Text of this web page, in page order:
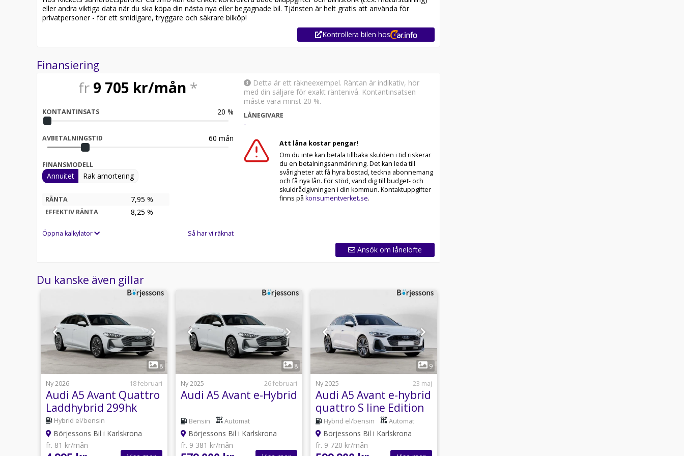
eller andra viktiga data när du ska köpa din nästa nya eller begagnade bil. Tjänsten är helt gratis att använda för
privatpersoner - för ett smidigare, tryggare och säkrare bilköp!
Kontrollera bilen hos
Finansiering
fr 9 705 kr/mån *
KONTANTINSATS 20 %
AVBETALNINGSTID 60 mån
FINANSMODELL
Annuitet Rak amortering
RÄNTA 7,95 %
EFFEKTIV RÄNTA 8,25 %
Öppna kalkylator Så har vi räknat
Detta är ett räkneexempel. Räntan är indikativ, hör
med din säljare för exakt räntenivå. Kontantinsatsen
måste vara minst 20 %.
LÅNEGIVARE
-
Att låna kostar pengar!
Om du inte kan betala tillbaka skulden i tid riskerar
du en betalningsanmärkning. Det kan leda till
svårigheter att få hyra bostad, teckna abonnemang
och få nya lån. För stöd, vänd dig till budget- och
skuldrådgivningen i din kommun. Kontaktuppgifter
finns på konsumentverket.se.
Ansök om lånelöfte
Du kanske även gillar
1
8
Ny 2026
18 februari
Audi A5 Avant Quattro
Laddhybrid 299hk
106km Privatleasing
Hybrid el/bensin
Börjessons Bil i Karlskrona
fr. 81 kr/mån
1
8
Ny 2025
26 februari
Audi A5 Avant e-Hybrid
Bensin Automat
Börjessons Bil i Karlskrona
fr. 9 381 kr/mån
1
9
Ny 2025
23 maj
Audi A5 Avant e-hybrid
quattro S line Edition
299hk S-tro...
Hybrid el/bensin Automat
Börjessons Bil i Karlskrona
fr. 9 720 kr/mån